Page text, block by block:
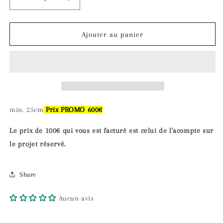
Réduire
la
quantité
Coquelicot
Augmenter
la
quantité
Coquelicot
Ajouter au panier
min. 25cm Prix PROMO 600€
Le prix de 100€ qui vous est facturé est celui de l'acompte sur
le projet réservé.
Share
Aucun avis